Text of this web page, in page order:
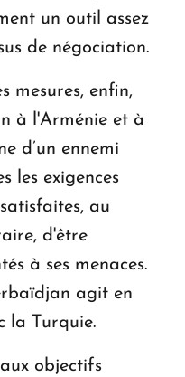
un outil assez
de négociation.
mesures, enfin,
à l'Arménie et à
d’un ennemi
les exigences
au
d'être
à ses menaces.
agit en
la Turquie.
objectifs